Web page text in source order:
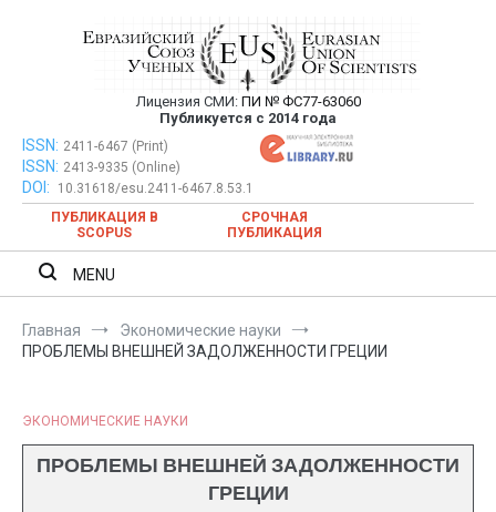
Евразийский Союз Ученых —
публикация научных статей в
ежемесячном научном журнале
Лицензия СМИ: ПИ № ФС77-63060
Публикуется с 2014 года
Евразийский Союз Ученых — публикация научных статей в
ежемесячном научном журнале
ISSN: 2411-6467 (Print)
ISSN: 2413-9335 (Online)
DOI:
10.31618/esu.2411-6467.8.53.1
ПУБЛИКАЦИЯ В
SCOPUS
СРОЧНАЯ
ПУБЛИКАЦИЯ
MENU
Главная
Экономические науки
ПРОБЛЕМЫ ВНЕШНЕЙ ЗАДОЛЖЕННОСТИ ГРЕЦИИ
ЭКОНОМИЧЕСКИЕ НАУКИ
ПРОБЛЕМЫ ВНЕШНЕЙ ЗАДОЛЖЕННОСТИ
ГРЕЦИИ